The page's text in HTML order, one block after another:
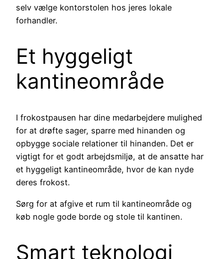
selv vælge kontorstolen hos jeres lokale
forhandler.
Et hyggeligt
kantineområde
I frokostpausen har dine medarbejdere mulighed
for at drøfte sager, sparre med hinanden og
opbygge sociale relationer til hinanden. Det er
vigtigt for et godt arbejdsmiljø, at de ansatte har
et hyggeligt kantineområde, hvor de kan nyde
deres frokost.
Sørg for at afgive et rum til kantineområde og
køb nogle gode borde og stole til kantinen.
Smart teknologi